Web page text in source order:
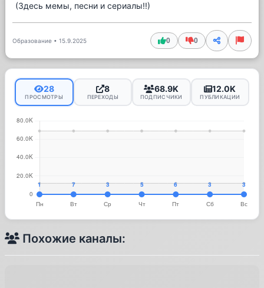
(Здесь мемы, песни и сериалы!!)
Образование • 15.9.2025 0 0
28
ПРОСМОТРЫ
8
ПЕРЕХОДЫ
68.9K
ПОДПИСЧИКИ
12.0K
ПУБЛИКАЦИИ
Похожие каналы: